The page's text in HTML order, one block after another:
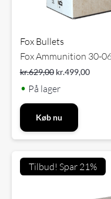
Fox Bullets
Fox Ammunition 30-
kr.629,00 kr.499,00
• På lager
Køb nu
Tilbud! Spar 21%